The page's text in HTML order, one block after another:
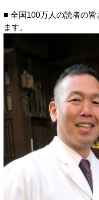
■ 全国100万人の読者の
ます。